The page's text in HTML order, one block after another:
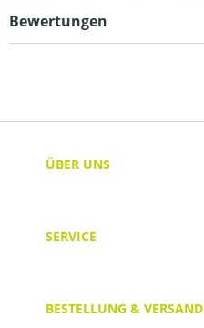
Bewertungen
ÜBER UNS
SERVICE
BESTELLUNG & VERSAND